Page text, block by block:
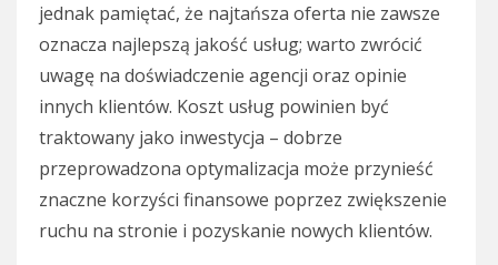
jednak pamiętać, że najtańsza oferta nie zawsze
oznacza najlepszą jakość usług; warto zwrócić
uwagę na doświadczenie agencji oraz opinie
innych klientów. Koszt usług powinien być
traktowany jako inwestycja – dobrze
przeprowadzona optymalizacja może przynieść
znaczne korzyści finansowe poprzez zwiększenie
ruchu na stronie i pozyskanie nowych klientów.